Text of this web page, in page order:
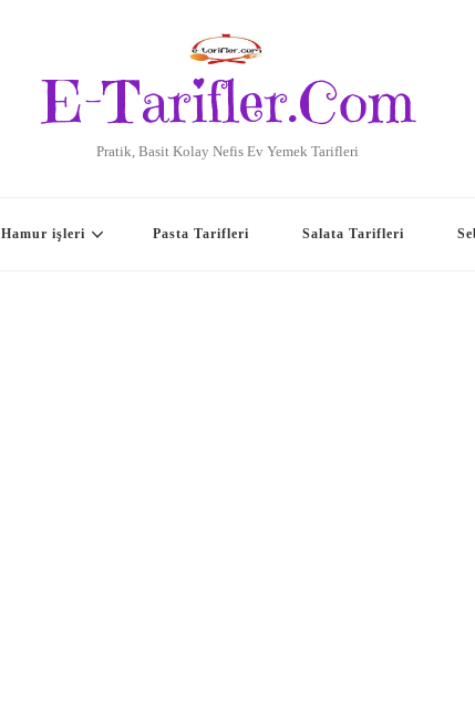
E-Tarifler.Com
Pratik, Basit Kolay Nefis Ev Yemek Tarifleri
Hamur işleri Pasta Tarifleri Salata Tarifleri